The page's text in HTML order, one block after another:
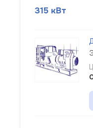
315 кВт